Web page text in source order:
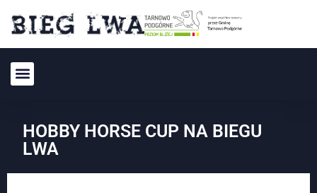
HOBBY HORSE CUP NA BIEGU
LWA